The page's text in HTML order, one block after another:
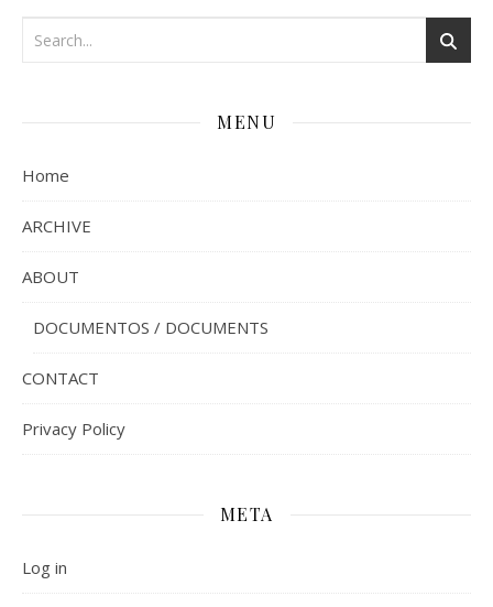
MENU
Home
ARCHIVE
ABOUT
DOCUMENTOS / DOCUMENTS
CONTACT
Privacy Policy
META
Log in